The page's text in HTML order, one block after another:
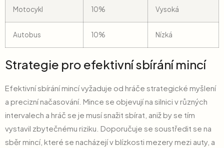
Motocykl 10% Vysoká
Autobus 10% Nízká
Strategie pro efektivní sbírání mincí
Efektivní sbírání mincí vyžaduje od hráče strategické myšlení
a precizní načasování. Mince se objevují na silnici v různých
intervalech a hráč se je musí snažit sbírat, aniž by se tím
vystavil zbytečnému riziku. Doporučuje se soustředit se na
sběr mincí, které se nacházejí v blízkosti mezery mezi auty, a